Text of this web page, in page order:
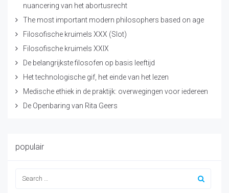
nuancering van het abortusrecht
The most important modern philosophers based on age
Filosofische kruimels XXX (Slot)
Filosofische kruimels XXIX
De belangrijkste filosofen op basis leeftijd
Het technologische gif, het einde van het lezen
Medische ethiek in de praktijk: overwegingen voor iedereen
De Openbaring van Rita Geers
populair